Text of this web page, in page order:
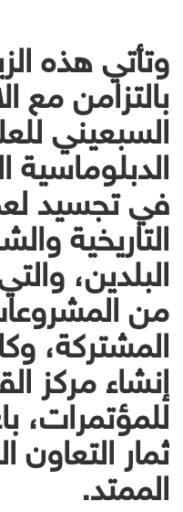
وتأتي هذه
بالتزامن مع
السبعيني
الدبلوماسية
في تجسيد
التاريخية
البلدين،
من
المشتركة،
إنشاء مركز
للمؤتمرات،
ثمار
الممتد.